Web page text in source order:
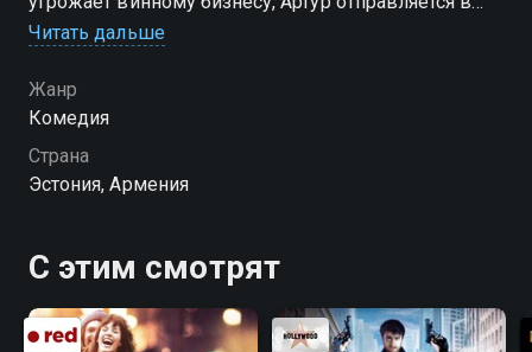
Таллин, где встречает Ингрид, и его планы резко
Читать дальше
Жанр
Комедия
Страна
Эстония, Армения
С этим смотрят